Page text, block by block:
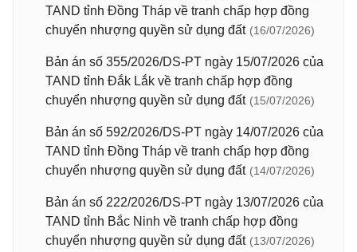
TAND tỉnh Đồng Tháp về tranh chấp hợp đồng
chuyển nhượng quyền sử dụng đất (16/07/2026)
Bản án số 355/2026/DS-PT ngày 15/07/2026 của
TAND tỉnh Đắk Lắk về tranh chấp hợp đồng
chuyển nhượng quyền sử dụng đất (15/07/2026)
Bản án số 592/2026/DS-PT ngày 14/07/2026 của
TAND tỉnh Đồng Tháp về tranh chấp hợp đồng
chuyển nhượng quyền sử dụng đất (14/07/2026)
Bản án số 222/2026/DS-PT ngày 13/07/2026 của
TAND tỉnh Bắc Ninh về tranh chấp hợp đồng
chuyển nhượng quyền sử dụng đất (13/07/2026)